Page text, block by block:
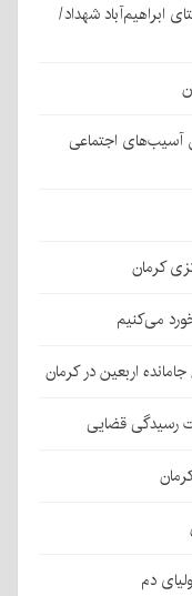
ابراهیم‌آباد شهداد/
آسیب‌های اجتماعی
کرمان
می‌کنیم
رسیدگی قضایی
دم